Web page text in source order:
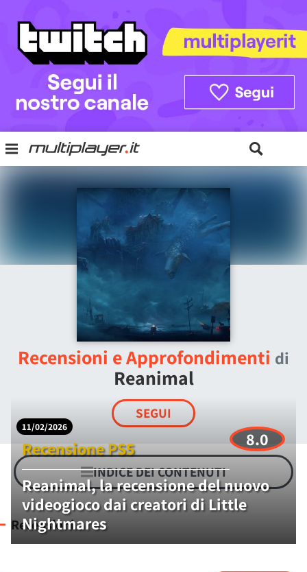
Recensioni e Approfondimenti di
Reanimal
SEGUI
INDICE DEI CONTENUTI
Recensioni
11/02/2026
Recensione PS5 8.0
Reanimal, la recensione del nuovo
videogioco dai creatori di Little
Nightmares